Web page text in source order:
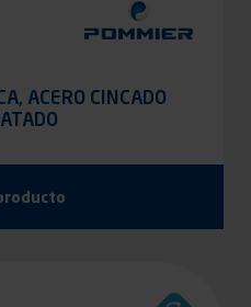
ACERO CINCADO